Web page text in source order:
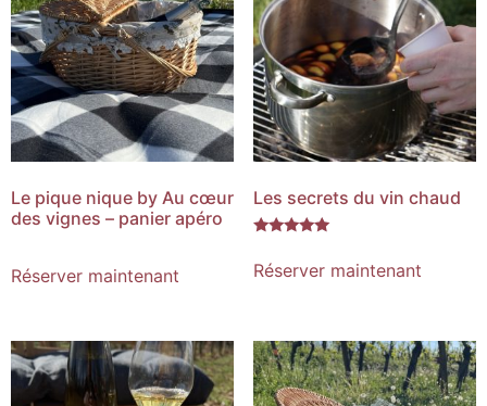
Le pique nique by Au cœur
des vignes – panier apéro
Réserver maintenant
Les secrets du vin chaud
5.00
sur 5
Réserver maintenant